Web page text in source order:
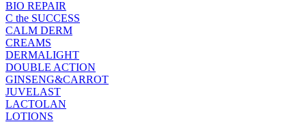
BIO REPAIR
C the SUCCESS
CALM DERM
CREAMS
DERMALIGHT
DOUBLE ACTION
GINSENG&CARROT
JUVELAST
LACTOLAN
LOTIONS